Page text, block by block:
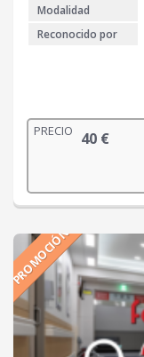
Modalidad
Reconocido por
PRECIO 40 €
PROMOCIÓN